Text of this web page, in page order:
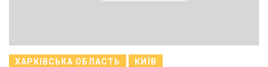
ХАРКІВСЬКА ОБЛАСТЬ КИЇВ